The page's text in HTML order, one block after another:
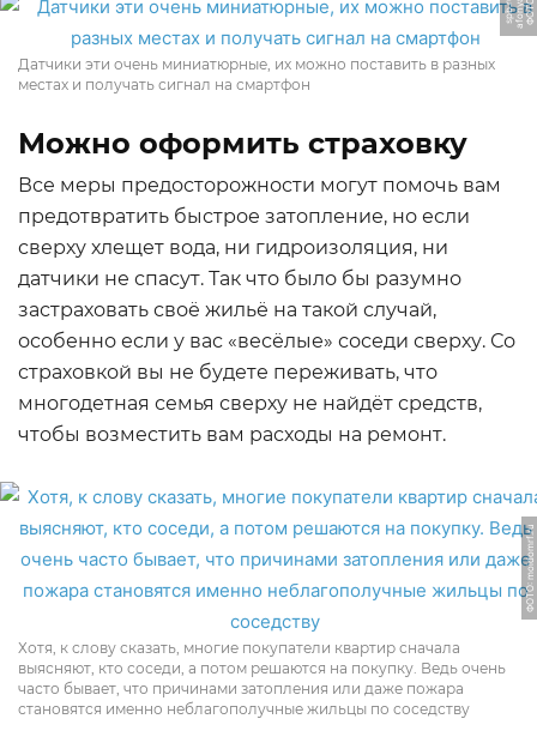
Ф
О
Т
О:
a
f
o
n
y
a
-s
p
b.
r
u
Датчики эти очень миниатюрные, их можно поставить в разных
местах и получать сигнал на смартфон
Можно оформить страховку
Все меры предосторожности могут помочь вам
предотвратить быстрое затопление, но если
сверху хлещет вода, ни гидроизоляция, ни
датчики не спасут. Так что было бы разумно
застраховать своё жильё на такой случай,
особенно если у вас «весёлые» соседи сверху. Со
страховкой вы не будете переживать, что
многодетная семья сверху не найдёт средств,
чтобы возместить вам расходы на ремонт.
ФОТО: moidomrf.ru
Хотя, к слову сказать, многие покупатели квартир сначала
выясняют, кто соседи, а потом решаются на покупку. Ведь очень
часто бывает, что причинами затопления или даже пожара
становятся именно неблагополучные жильцы по соседству